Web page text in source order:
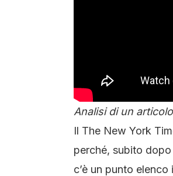
Analisi di un
Il The New York
perché, subito
c’è un punto